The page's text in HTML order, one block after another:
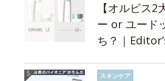
【オルビス
ー or ユード
ち？｜
スキンケア